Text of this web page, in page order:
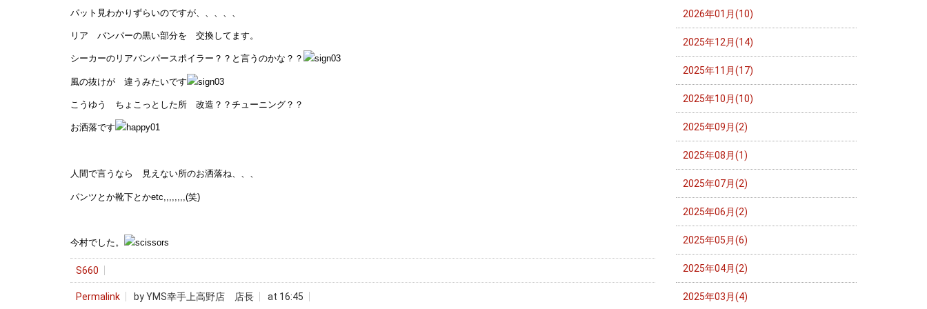
パット見わかりずらいのですが、、、、、
リア バンパーの黒い部分を 交換してます。
シーカーのリアバンパースポイラー？？と言うのかな？？
風の抜けが 違うみたいです
こうゆう ちょこっとした所 改造？？チューニング？？
お洒落です
人間で言うなら 見えない所のお洒落ね、、、
パンツとか靴下とかetc,,,,,,,,(笑)
今村でした。
S660
Permalink by YMS幸手上高野店 店長 at 16:45
2026年01月(10)
2025年12月(14)
2025年11月(17)
2025年10月(10)
2025年09月(2)
2025年08月(1)
2025年07月(2)
2025年06月(2)
2025年05月(6)
2025年04月(2)
2025年03月(4)